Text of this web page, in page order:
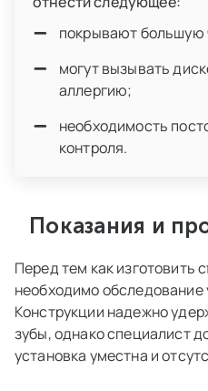
покрывают большую
могут вызывать
аллергию;
необходимость
контроля.
Показания и
Перед тем как изготовить
необходимо обследование
Конструкции надежно
зубы, однако специалист
установка уместна и